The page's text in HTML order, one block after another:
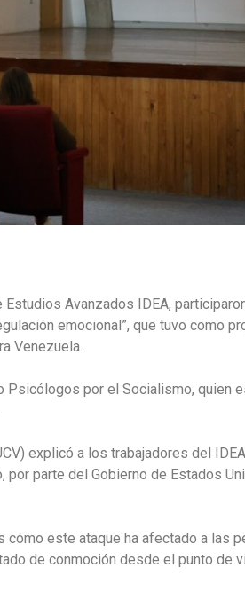
Avanzados IDEA,
emocional”, que tuvo como
Venezuela.
por el Socialismo, quien
explicó a los trabajadores del
parte del Gobierno de Estados
este ataque ha afectado a las
de conmoción desde el punto de